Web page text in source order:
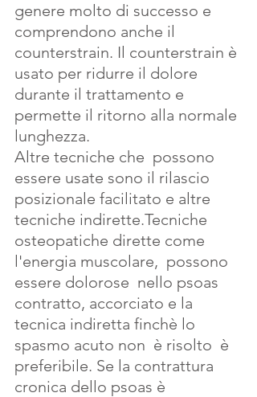
genere molto di successo e
comprendono anche il
counterstrain. Il counterstrain è
usato per ridurre il dolore
durante il trattamento e
permette il ritorno alla normale
lunghezza.
Altre tecniche che  possono
essere usate sono il rilascio
posizionale facilitato e altre
tecniche indirette.Tecniche
osteopatiche dirette come
l'energia muscolare,  possono
essere dolorose  nello psoas
contratto, accorciato e la
tecnica indiretta finchè lo
spasmo acuto non  è risolto  è
preferibile. Se la contrattura
cronica dello psoas è